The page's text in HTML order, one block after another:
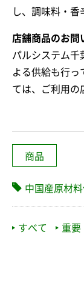
し、調味料・香
店舗商品のお問
パルシステム千
よる供給も行っ
ては、ご利用の
商品
中国産原材
すべて 重要